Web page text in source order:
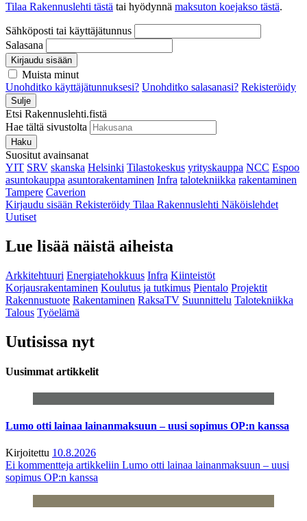
Tilaa Rakennuslehti tästä tai hyödynnä maksuton koejakso tästä.
Sähköposti tai käyttäjätunnus
Salasana
Kirjaudu sisään
Muista minut
Unohditko käyttäjätunnuksesi? Unohditko salasanasi? Rekisteröidy
Sulje
Etsi Rakennuslehti.fistä
Hae tältä sivustolta
Haku
Suositut avainsanat
YIT SRV skanska Helsinki Tilastokeskus yrityskauppa NCC Espoo
asuntokauppa asuntorakentaminen Infra talotekniikka rakentaminen
Tampere Caverion
Kirjaudu sisään Rekisteröidy Tilaa Rakennuslehti Näköislehdet
Uutiset
Lue lisää näistä aiheista
Arkkitehtuuri Energiatehokkuus Infra Kiinteistöt
Korjausrakentaminen Koulutus ja tutkimus Pientalo Projektit
Rakennustuote Rakentaminen RaksaTV Suunnittelu Talotekniikka
Talous Työelämä
Uutisissa nyt
Uusimmat artikkelit
Lumo otti lainaa lainanmaksuun – uusi sopimus OP:n kanssa
Kirjoitettu 10.8.2026
Ei kommentteja artikkeliin Lumo otti lainaa lainanmaksuun – uusi
sopimus OP:n kanssa